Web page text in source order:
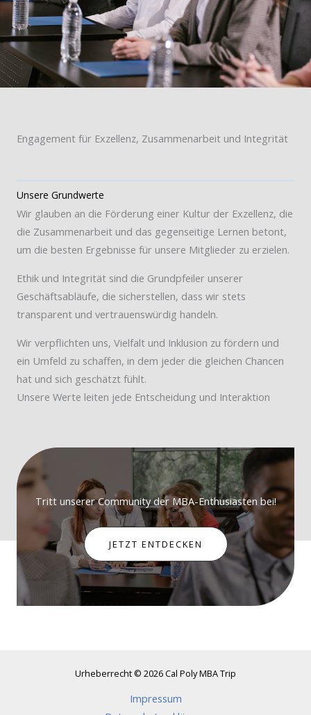
Engagement für Exzellenz, Zusammenarbeit und Integrität
Unsere Grundwerte
Wir glauben an die Förderung einer Kultur der Exzellenz, die
die Zusammenarbeit und das gegenseitige Lernen betont,
um die besten Ergebnisse für unsere Mitglieder zu erzielen.
Ethik und Integrität sind die Grundpfeiler unserer
Geschäftsabläufe, die sicherstellen, dass wir stets
transparent und vertrauenswürdig handeln.
Wir verpflichten uns, Vielfalt und Inklusion zu fördern und
ein Umfeld zu schaffen, in dem jeder die gleichen Chancen
hat und sich geschätzt fühlt.
Unsere Werte leiten jede Entscheidung und Interaktion
Tritt unserer Community der MBA-Enthusiasten bei!
JETZT ENTDECKEN
Urheberrecht © 2026 Cal Poly MBA Trip
Impressum